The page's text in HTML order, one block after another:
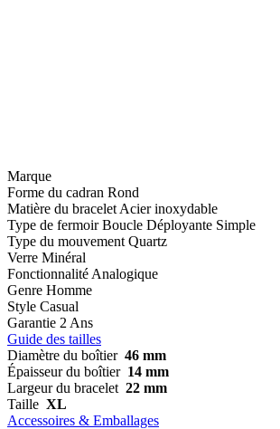
Marque
Forme du cadran Rond
Matière du bracelet Acier inoxydable
Type de fermoir Boucle Déployante Simple
Type du mouvement Quartz
Verre Minéral
Fonctionnalité Analogique
Genre Homme
Style Casual
Garantie 2 Ans
Guide des tailles
Diamètre du boîtier 46 mm
Épaisseur du boîtier 14 mm
Largeur du bracelet 22 mm
Taille XL
Accessoires & Emballages